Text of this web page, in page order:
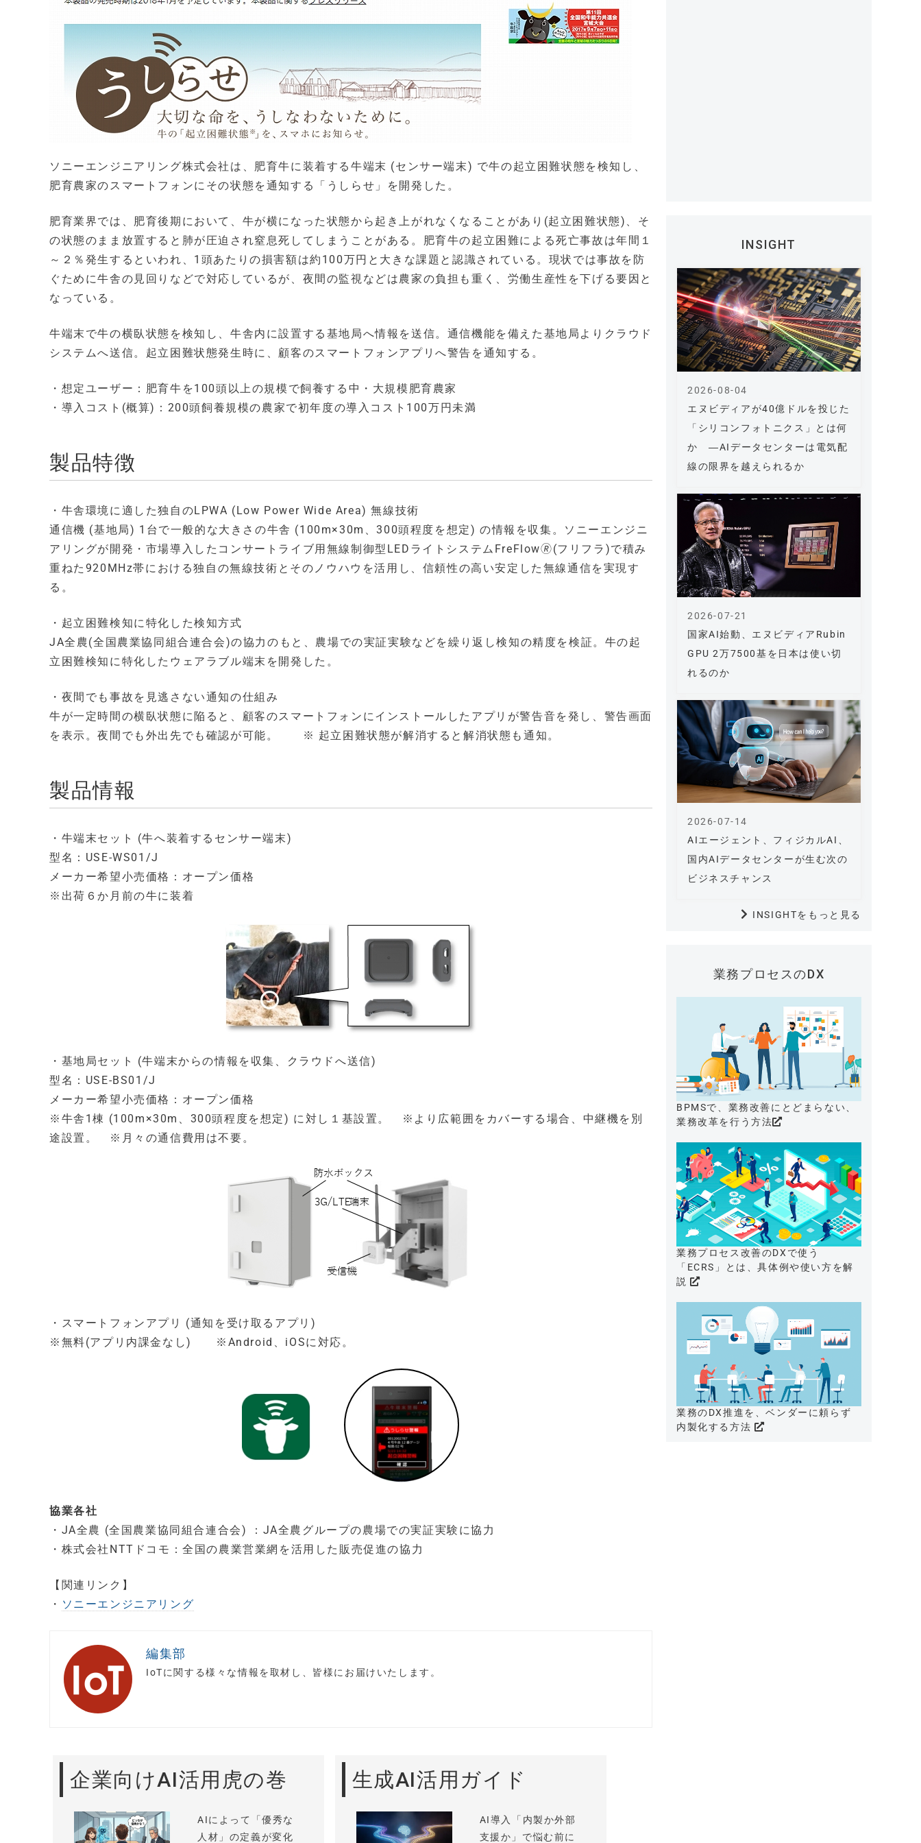
ソニーエンジニアリング株式会社は、肥育牛に装着する牛端末 (センサー端末) で牛の起立困難状態を検知し、
肥育農家のスマートフォンにその状態を通知する「うしらせ」を開発した。
肥育業界では、肥育後期において、牛が横になった状態から起き上がれなくなることがあり(起立困難状態)、そ
の状態のまま放置すると肺が圧迫され窒息死してしまうことがある。肥育牛の起立困難による死亡事故は年間１
～２％発生するといわれ、1頭あたりの損害額は約100万円と大きな課題と認識されている。現状では事故を防
ぐために牛舎の見回りなどで対応しているが、夜間の監視などは農家の負担も重く、労働生産性を下げる要因と
なっている。
牛端末で牛の横臥状態を検知し、牛舎内に設置する基地局へ情報を送信。通信機能を備えた基地局よりクラウド
システムへ送信。起立困難状態発生時に、顧客のスマートフォンアプリへ警告を通知する。
・想定ユーザー：肥育牛を100頭以上の規模で飼養する中・大規模肥育農家
・導入コスト(概算)：200頭飼養規模の農家で初年度の導入コスト100万円未満
製品特徴
・牛舎環境に適した独自のLPWA (Low Power Wide Area) 無線技術
通信機 (基地局) 1台で一般的な大きさの牛舎 (100m×30m、300頭程度を想定) の情報を収集。ソニーエンジニ
アリングが開発・市場導入したコンサートライブ用無線制御型LEDライトシステムFreFlow🄬(フリフラ)で積み
重ねた920MHz帯における独自の無線技術とそのノウハウを活用し、信頼性の高い安定した無線通信を実現す
る。
・起立困難検知に特化した検知方式
JA全農(全国農業協同組合連合会)の協力のもと、農場での実証実験などを繰り返し検知の精度を検証。牛の起
立困難検知に特化したウェアラブル端末を開発した。
・夜間でも事故を見逃さない通知の仕組み
牛が一定時間の横臥状態に陥ると、顧客のスマートフォンにインストールしたアプリが警告音を発し、警告画面
を表示。夜間でも外出先でも確認が可能。 ※ 起立困難状態が解消すると解消状態も通知。
製品情報
・牛端末セット (牛へ装着するセンサー端末)
型名：USE-WS01/J
メーカー希望小売価格：オープン価格
※出荷６か月前の牛に装着
・基地局セット (牛端末からの情報を収集、クラウドへ送信)
型名：USE-BS01/J
メーカー希望小売価格：オープン価格
※牛舎1棟 (100m×30m、300頭程度を想定) に対し１基設置。 ※より広範囲をカバーする場合、中継機を別
途設置。 ※月々の通信費用は不要。
・スマートフォンアプリ (通知を受け取るアプリ)
※無料(アプリ内課金なし) ※Android、iOSに対応。
協業各社
・JA全農 (全国農業協同組合連合会) ：JA全農グループの農場での実証実験に協力
・株式会社NTTドコモ：全国の農業営業網を活用した販売促進の協力
【関連リンク】
・ ソニーエンジニアリング
編集部
IoTに関する様々な情報を取材し、皆様にお届けいたします。
企業向けAI活用虎の巻
AIによって「優秀な
人材」の定義が変化
生成AI活用ガイド
AI導入「内製か外部
支援か」で悩む前に
INSIGHT
エヌビディアが40億ドルを投じた
「シリコンフォトニクス」とは何
か ―AIデータセンターは電気配
線の限界を越えられるか
2026-08-04
国家AI始動、エヌビディアRubin
GPU 2万7500基を日本は使い切
れるのか
2026-07-21
AIエージェント、フィジカルAI、
国内AIデータセンターが生む次の
ビジネスチャンス
2026-07-14
INSIGHTをもっと見る
業務プロセスのDX
BPMSで、業務改善にとどまらない、
業務改革を行う方法
業務プロセス改善のDXで使う
「ECRS」とは、具体例や使い方を解
説
業務のDX推進を、ベンダーに頼らず
内製化する方法